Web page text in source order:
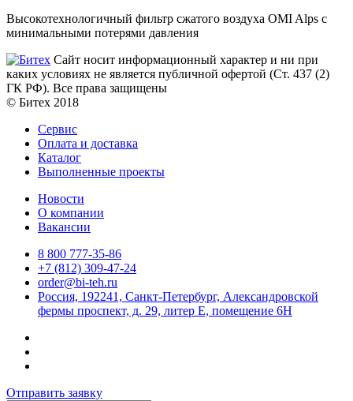
Высокотехнологичный фильтр сжатого воздуха OMI Alps с
минимальными потерями давления
Сайт носит информационный характер и ни при
каких условиях не является публичной офертой (Ст. 437 (2)
ГК РФ). Все права защищены
© Битех 2018
Сервис
Оплата и доставка
Каталог
Выполненные проекты
Новости
О компании
Вакансии
8 800 777-35-86
+7 (812) 309-47-24
order@bi-teh.ru
Россия, 192241, Санкт-Петербург, Александровской
фермы проспект, д. 29, литер Е, помещение 6Н
Отправить заявку